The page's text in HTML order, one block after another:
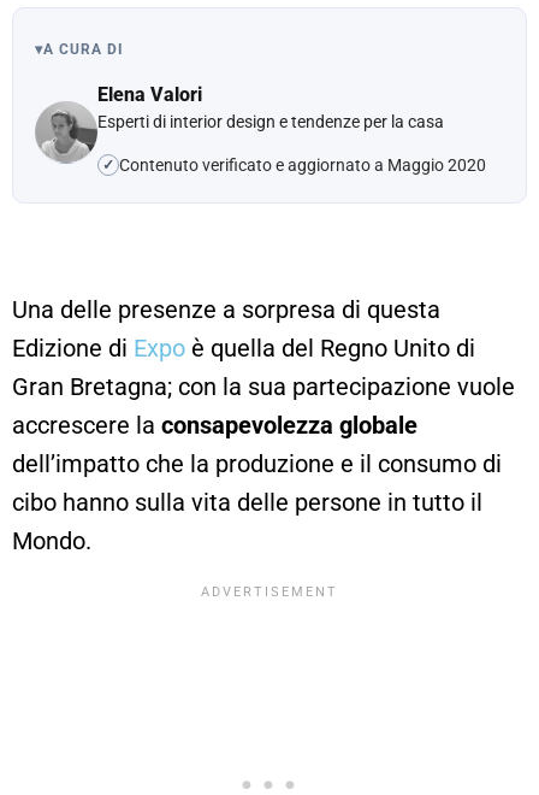
▾A CURA DI
Elena Valori
Esperti di interior design e tendenze per la casa
✓ Contenuto verificato e aggiornato a Maggio 2020
Una delle presenze a sorpresa di questa
Edizione di Expo è quella del Regno Unito di
Gran Bretagna; con la sua partecipazione vuole
accrescere la consapevolezza globale
dell’impatto che la produzione e il consumo di
cibo hanno sulla vita delle persone in tutto il
Mondo.